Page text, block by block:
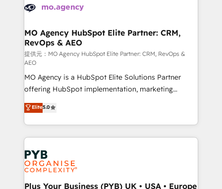
services are offered in both English & French.
WordPress and legacy CRMs, turning fragmented
architectures that accelerate revenue operations and
performance. - Multi-object CRM migration, cleanup,
and implementation. - Pre-built and custom
integrations across your full tech stack. - Custom
object setup, CMS builds, and full-funnel automation.
- Dashboards, lifecycle campaigns, and lead
nurturing sequences. - Cross-hub setup across
Marketing, Sales, Operations, and Service Hubs. -
Ongoing optimization, managed support, and
scalable retainers. Let’s make HubSpot your most
powerful growth engine. Built to convert, scale, and
drive results.
MO Agency HubSpot Elite Partner: CRM,
RevOps & AEO
提供元：MO Agency HubSpot Elite Partner: CRM, RevOps &
AEO
MO Agency is a HubSpot Elite Solutions Partner
offering HubSpot implementation, marketing
automation, CRM and RevOps consulting, data
architecture, sales enablement, lifecycle automation,
lead scoring and revenue reporting. HubSpot,
Salesforce and integrated enterprise stacks. Digital
Marketing, Answer Engine Optimisation, and
Generative Engine Optimisation (AI Search),
HubSpot Content Hub, WordPress development,
B2B SEO, paid media, and content. We work with
Elite5.0
Plus Your Business (PYB) UK • USA • Europe